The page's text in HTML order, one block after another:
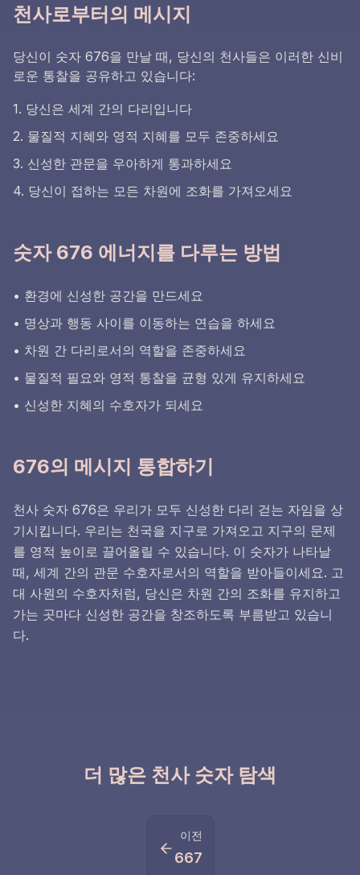
천사로부터의 메시지
당신이 숫자 676을 만날 때, 당신의 천사들은 이러한 신비
로운 통찰을 공유하고 있습니다:
1. 당신은 세계 간의 다리입니다
2. 물질적 지혜와 영적 지혜를 모두 존중하세요
3. 신성한 관문을 우아하게 통과하세요
4. 당신이 접하는 모든 차원에 조화를 가져오세요
숫자 676 에너지를 다루는 방법
• 환경에 신성한 공간을 만드세요
• 명상과 행동 사이를 이동하는 연습을 하세요
• 차원 간 다리로서의 역할을 존중하세요
• 물질적 필요와 영적 통찰을 균형 있게 유지하세요
• 신성한 지혜의 수호자가 되세요
676의 메시지 통합하기
천사 숫자 676은 우리가 모두 신성한 다리 걷는 자임을 상
기시킵니다. 우리는 천국을 지구로 가져오고 지구의 문제
를 영적 높이로 끌어올릴 수 있습니다. 이 숫자가 나타날
때, 세계 간의 관문 수호자로서의 역할을 받아들이세요. 고
대 사원의 수호자처럼, 당신은 차원 간의 조화를 유지하고
가는 곳마다 신성한 공간을 창조하도록 부름받고 있습니
다.
더 많은 천사 숫자 탐색
이전
667